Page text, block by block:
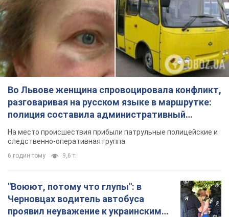
Во Львове женщина спровоцировала конфликт,
разговаривая на русском языке в маршрутке:
полиция составила административный
протокол. Видео
На место происшествия прибыли патрульные полицейские и
следственно-оперативная группа
6 годин тому 9,6 т.
"Воюют, потому что глупы": в
Черновцах водитель автобуса
проявил неуважение к украинским